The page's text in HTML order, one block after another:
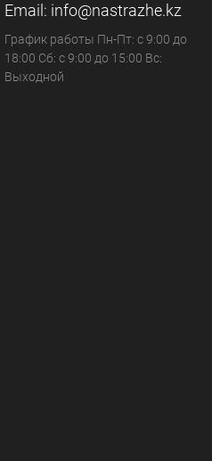
Email: info@nastrazhe.kz
График работы Пн-Пт: с 9:00 до
18:00 Сб: с 9:00 до 15:00 Вс:
Выходной